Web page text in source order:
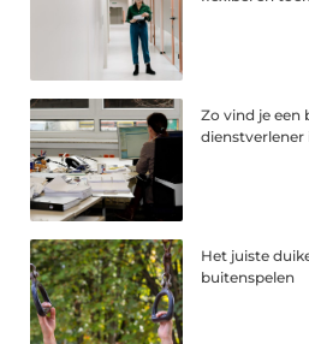
Zo vind je een
dienstverlener
Het juiste
buitenspelen